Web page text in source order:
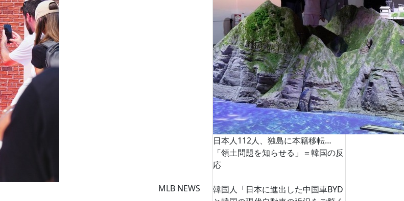
MLB NEWS
日本人112人、独島に本籍移転…
「領土問題を知らせる」＝韓国の反
応
韓国人「日本に進出した中国車BYD